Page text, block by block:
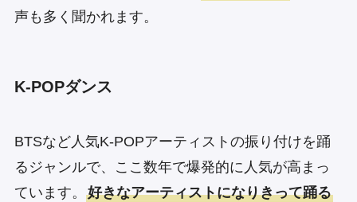
声も多く聞かれます。
K-POPダンス
BTSなど人気K-POPアーティストの振り付けを踊
るジャンルで、ここ数年で爆発的に人気が高まっ
ています。 好きなアーティストになりきって踊る